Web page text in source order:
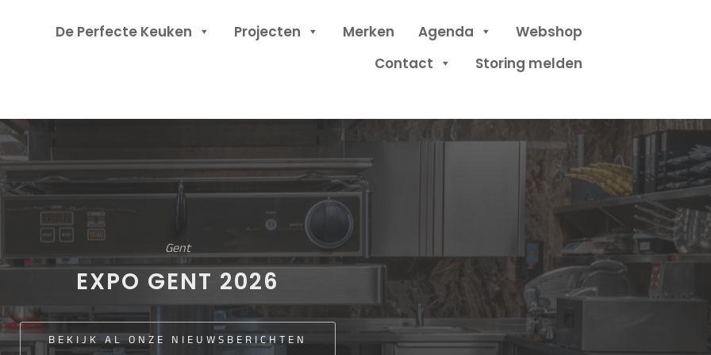
Header
De Perfecte Keuken Projecten Merken Agenda
Webshop
Contact
Storing melden
Gent
EXPO GENT 2026
BEKIJK AL ONZE NIEUWSBERICHTEN